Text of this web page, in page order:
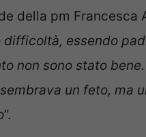
della pm Francesca
difficoltà, essendo
non sono stato
un feto, ma
”.